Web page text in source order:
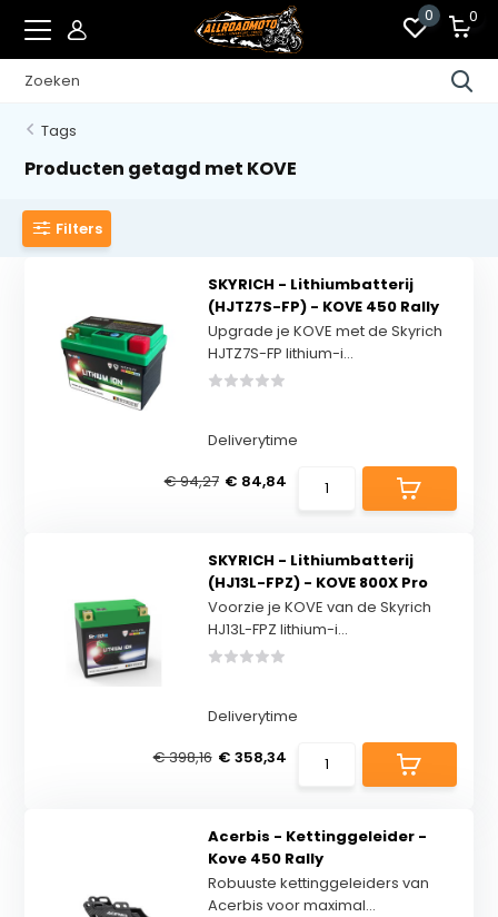
0 0
Tags
Producten getagd met KOVE
Filters
SKYRICH - Lithiumbatterij
(HJTZ7S-FP) - KOVE 450 Rally
Upgrade je KOVE met de Skyrich
HJTZ7S-FP lithium-i...
Deliverytime
€ 94,27 € 84,84
SKYRICH - Lithiumbatterij
(HJ13L-FPZ) - KOVE 800X Pro
Voorzie je KOVE van de Skyrich
HJ13L-FPZ lithium-i...
Deliverytime
€ 398,16 € 358,34
Acerbis - Kettinggeleider -
Kove 450 Rally
Robuuste kettinggeleiders van
Acerbis voor maximal...